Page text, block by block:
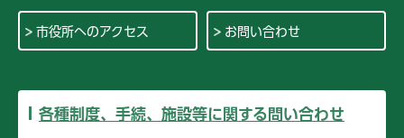
市役所へのアクセス お問い合わせ
各種制度、手続、施設等に関する問い合わせ